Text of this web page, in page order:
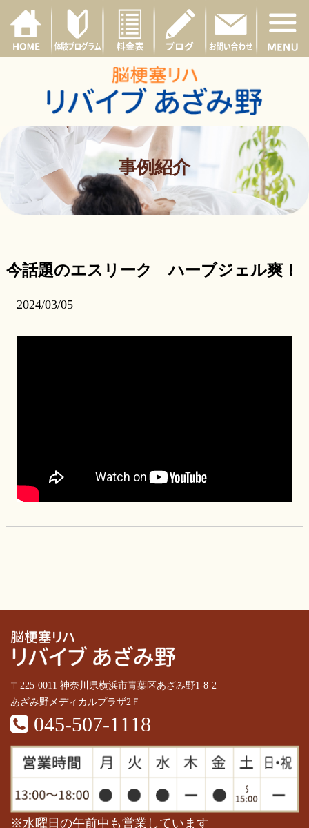
事例紹介
今話題のエスリーク ハーブジェル爽！
2024/03/05
〒225-0011 神奈川県横浜市青葉区あざみ野1-8-2
あざみ野メディカルプラザ2Ｆ
045-507-1118
※水曜日の午前中も営業しています